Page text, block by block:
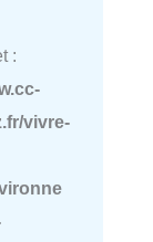
:
vivre-